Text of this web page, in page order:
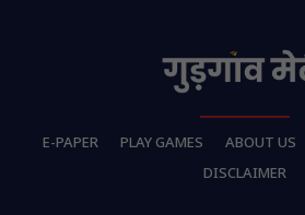
E-PAPER PLAY GAMES ABOUT US
DISCLAIMER